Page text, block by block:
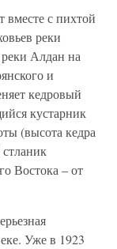
вместе с пихтой
реки
Алдан на
и
кедровый
кустарник
(высота кедра
Востока – от
Уже в 1923